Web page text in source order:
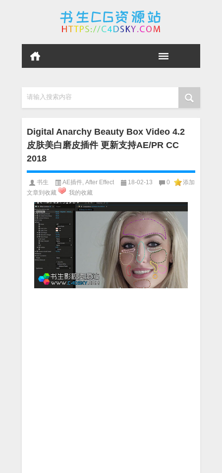
请输入搜索内容
Digital Anarchy Beauty Box Video 4.2
皮肤美白磨皮插件 更新支持AE/PR CC
2018
书生 AE插件 After Effect 18-02-13 0
添加
文章到收藏
我的收藏